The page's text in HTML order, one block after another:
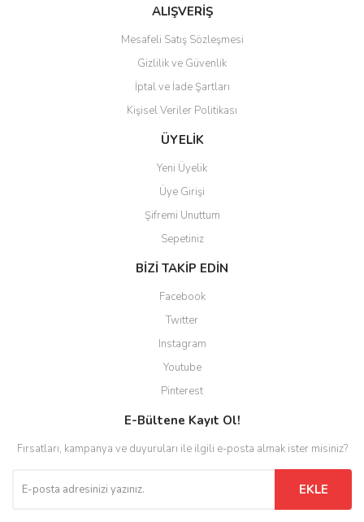
Bu ürüne benzer farklı alternatifler olmalı.
Gönder
ALIŞVERİŞ
Mesafeli Satış Sözleşmesi
Gizlilik ve Güvenlik
İptal ve İade Şartları
Kişisel Veriler Politikası
ÜYELİK
Yeni Üyelik
Üye Girişi
Şifremi Unuttum
Sepetiniz
BİZİ TAKİP EDİN
Facebook
Twitter
Instagram
Youtube
Pinterest
E-Bültene Kayıt Ol!
Fırsatları, kampanya ve duyuruları ile ilgili e-posta almak ister misiniz?
EKLE